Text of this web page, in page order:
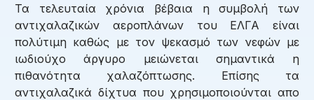
Τα τελευταία χρόνια βέβαια η συμβολή των
αντιχαλαζικών αεροπλάνων του ΕΛΓΑ είναι
πολύτιμη καθώς με τον ψεκασμό των νεφών με
ιωδιούχο άργυρο μειώνεται σημαντικά η
πιθανότητα χαλαζόπτωσης. Επίσης τα
αντιχαλαζικά δίχτυα που χρησιμοποιούνται απο